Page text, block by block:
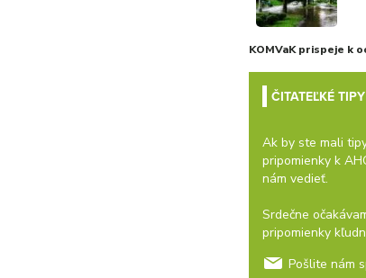
KOMVaK prispeje k
ČITATEĽKÉ TIPY
Ak by ste mali
pripomienky k
nám vedieť.
Srdečne
pripomienky
Pošlite nám